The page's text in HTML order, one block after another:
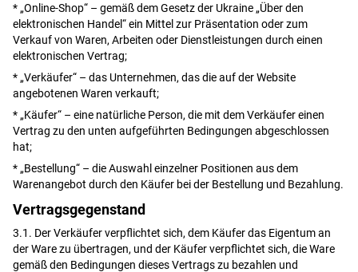
* „Online-Shop“ – gemäß dem Gesetz der Ukraine „Über den
elektronischen Handel“ ein Mittel zur Präsentation oder zum
Verkauf von Waren, Arbeiten oder Dienstleistungen durch einen
elektronischen Vertrag;
* „Verkäufer“ – das Unternehmen, das die auf der Website
angebotenen Waren verkauft;
* „Käufer“ – eine natürliche Person, die mit dem Verkäufer einen
Vertrag zu den unten aufgeführten Bedingungen abgeschlossen
hat;
* „Bestellung“ – die Auswahl einzelner Positionen aus dem
Warenangebot durch den Käufer bei der Bestellung und Bezahlung.
Vertragsgegenstand
3.1. Der Verkäufer verpflichtet sich, dem Käufer das Eigentum an
der Ware zu übertragen, und der Käufer verpflichtet sich, die Ware
gemäß den Bedingungen dieses Vertrags zu bezahlen und